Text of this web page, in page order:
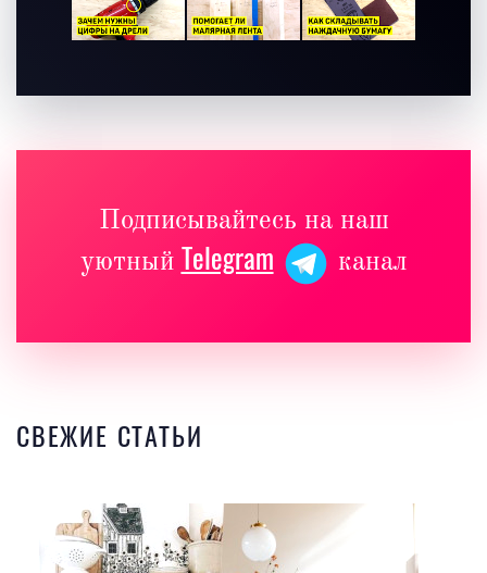
Подписывайтесь на наш
уютный Telegram канал
СВЕЖИЕ СТАТЬИ